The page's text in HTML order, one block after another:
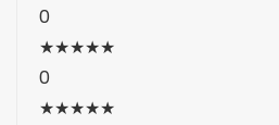
0
★★★★★
0
★★★★★